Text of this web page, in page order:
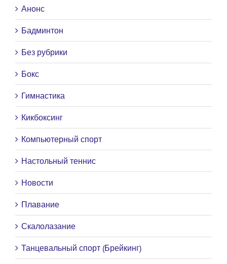
Анонс
Бадминтон
Без рубрики
Бокс
Гимнастика
Кикбоксинг
Компьютерный спорт
Настольный теннис
Новости
Плавание
Скалолазание
Танцевальный спорт (Брейкинг)